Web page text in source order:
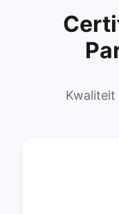
Kwaliteit